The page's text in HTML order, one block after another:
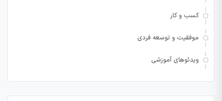
کسب و کار
موفقیت و توسعه فردی
ویدئوهای آموزشی